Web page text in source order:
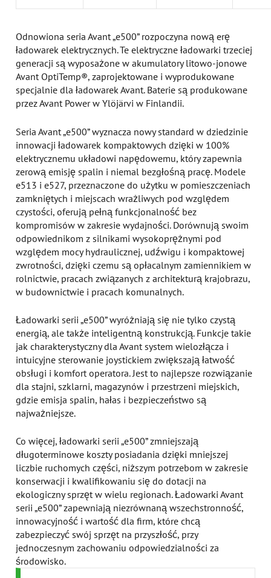
Odnowiona seria Avant „e500” rozpoczyna nową erę
ładowarek elektrycznych. Te elektryczne ładowarki trzeciej
generacji są wyposażone w akumulatory litowo-jonowe
Avant OptiTemp®, zaprojektowane i wyprodukowane
specjalnie dla ładowarek Avant. Baterie są produkowane
przez Avant Power w Ylöjärvi w Finlandii.
Seria Avant „e500” wyznacza nowy standard w dziedzinie
innowacji ładowarek kompaktowych dzięki w 100%
elektrycznemu układowi napędowemu, który zapewnia
zerową emisję spalin i niemal bezgłośną pracę. Modele
e513 i e527, przeznaczone do użytku w pomieszczeniach
zamkniętych i miejscach wrażliwych pod względem
czystości, oferują pełną funkcjonalność bez
kompromisów w zakresie wydajności. Dorównują swoim
odpowiednikom z silnikami wysokoprężnymi pod
względem mocy hydraulicznej, udźwigu i kompaktowej
zwrotności, dzięki czemu są opłacalnym zamiennikiem w
rolnictwie, pracach związanych z architekturą krajobrazu,
w budownictwie i pracach komunalnych.
Ładowarki serii „e500” wyróżniają się nie tylko czystą
energią, ale także inteligentną konstrukcją. Funkcje takie
jak charakterystyczny dla Avant system wielozłącza i
intuicyjne sterowanie joystickiem zwiększają łatwość
obsługi i komfort operatora. Jest to najlepsze rozwiązanie
dla stajni, szklarni, magazynów i przestrzeni miejskich,
gdzie emisja spalin, hałas i bezpieczeństwo są
najważniejsze.
Co więcej, ładowarki serii „e500” zmniejszają
długoterminowe koszty posiadania dzięki mniejszej
liczbie ruchomych części, niższym potrzebom w zakresie
konserwacji i kwalifikowaniu się do dotacji na
ekologiczny sprzęt w wielu regionach. Ładowarki Avant
serii „e500” zapewniają niezrównaną wszechstronność,
innowacyjność i wartość dla firm, które chcą
zabezpieczyć swój sprzęt na przyszłość, przy
jednoczesnym zachowaniu odpowiedzialności za
środowisko.